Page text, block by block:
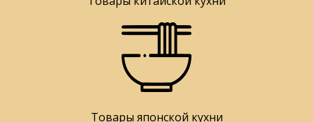
Товары японской кухни